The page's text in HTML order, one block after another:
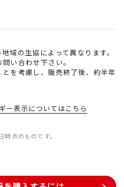
域の生協によって異なります。
い合わせ下さい。
を考慮し、販売終了後、約半年
ー表示についてはこちら
点のものです。